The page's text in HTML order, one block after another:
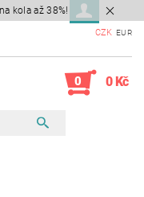
kola až 38%!
CZK EUR
0 0 Kč